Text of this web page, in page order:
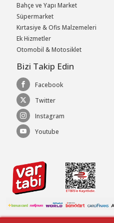
Bahçe ve Yapı Market
Süpermarket
Kırtasiye & Ofis Malzemeleri
Ek Hizmetler
Otomobil & Motosiklet
Bizi Takip Edin
Facebook
Twitter
Instagram
Youtube